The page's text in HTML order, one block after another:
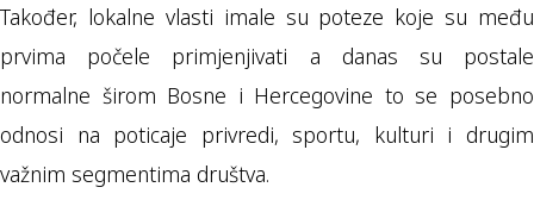
Također, lokalne vlasti imale su poteze koje su među
prvima počele primjenjivati a danas su postale
normalne širom Bosne i Hercegovine to se posebno
odnosi na poticaje privredi, sportu, kulturi i drugim
važnim segmentima društva.